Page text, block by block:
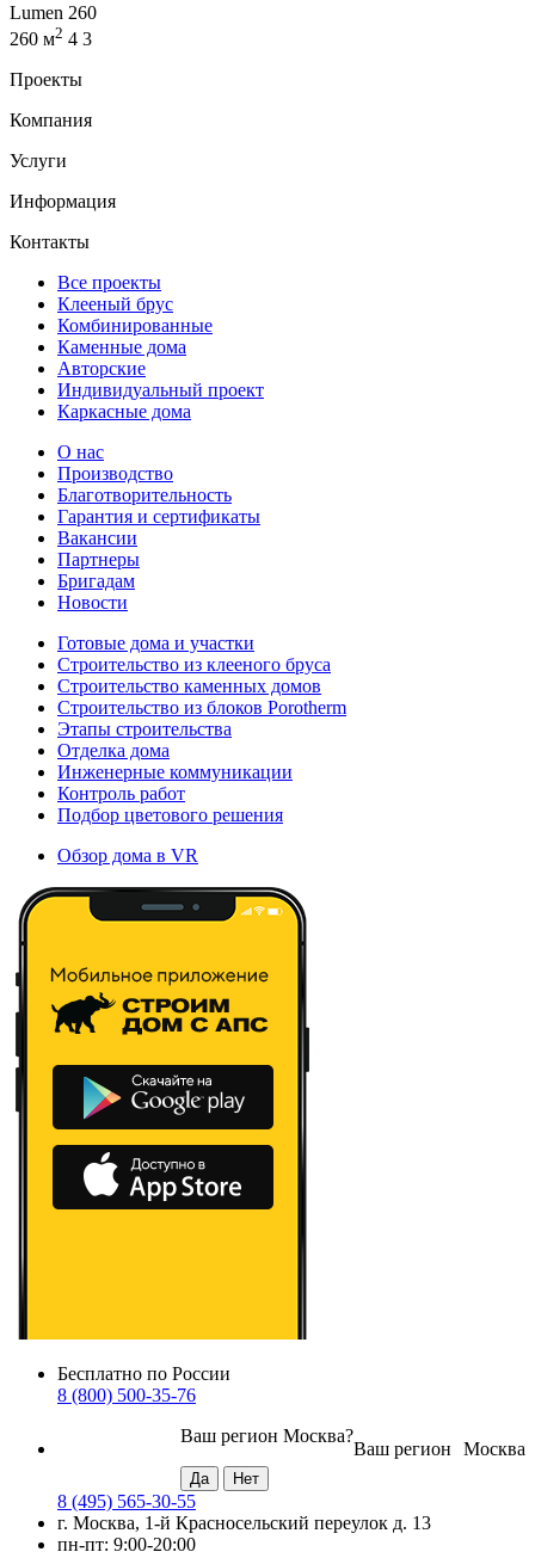
Lumen 260
260 м2 4 3
Проекты
Компания
Услуги
Информация
Контакты
Все проекты
Клееный брус
Комбинированные
Каменные дома
Авторские
Индивидуальный проект
Каркасные дома
О нас
Производство
Благотворительность
Гарантия и сертификаты
Вакансии
Партнеры
Бригадам
Новости
Готовые дома и участки
Строительство из клееного бруса
Строительство каменных домов
Строительство из блоков Porotherm
Этапы строительства
Отделка дома
Инженерные коммуникации
Контроль работ
Подбор цветового решения
Обзор дома в VR
Бесплатно по России
8 (800) 500-35-76
Москва
Ваш регион
Ваш регион Москва?
8 (495) 565-30-55
г. Москва, 1-й Красносельский переулок д. 13
пн-пт: 9:00-20:00